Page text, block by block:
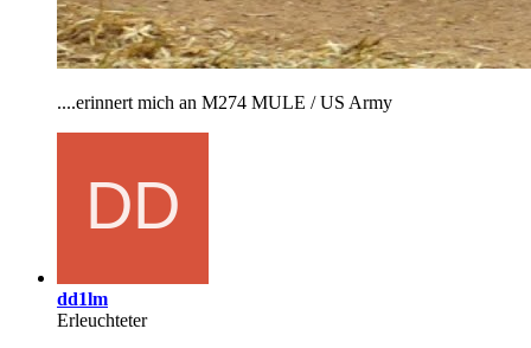
....erinnert mich an M274 MULE / US Army
dd1lm
Erleuchteter